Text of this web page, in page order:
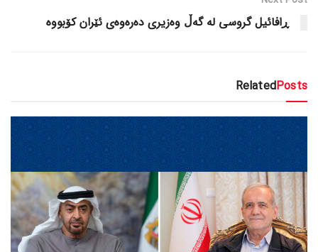
ڕافائیل گروسی لە گەڵ وەزیری دەرەوەی ئێران کۆبووە
RelatedPosts